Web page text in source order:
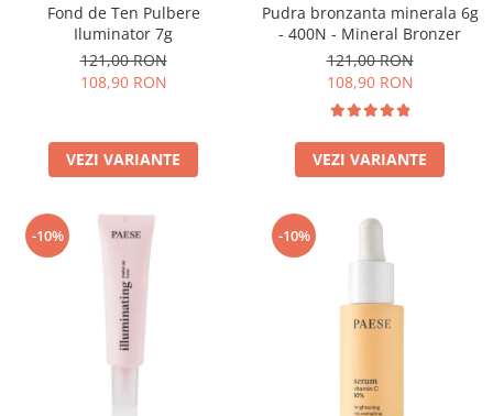
Fond de Ten Pulbere
Iluminator 7g
121,00 RON
108,90 RON
VEZI VARIANTE
Pudra bronzanta minerala 6g
- 400N - Mineral Bronzer
121,00 RON
108,90 RON
VEZI VARIANTE
-10% -10%